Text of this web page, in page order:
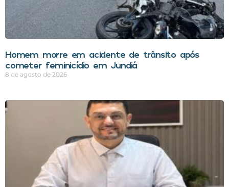
Homem morre em acidente de trânsito após
cometer feminicídio em Jundiá
8 de agosto de 2026